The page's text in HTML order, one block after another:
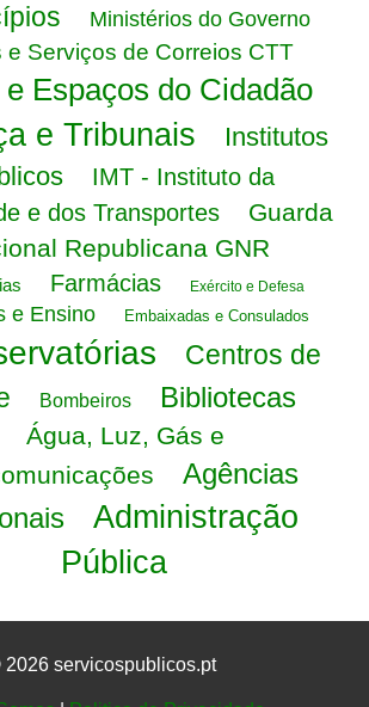
Ministérios do Governo
e Serviços de Correios CTT
e Espaços do Cidadão
e Tribunais
Institutos
IMT - Instituto da
e dos Transportes
Guarda
Republicana GNR
Farmácias Exército e Defesa
e Ensino Embaixadas e Consulados
Centros de
Bombeiros Bibliotecas
Água, Luz, Gás e
Agências
Administração
Pública
servicospublicos.pt